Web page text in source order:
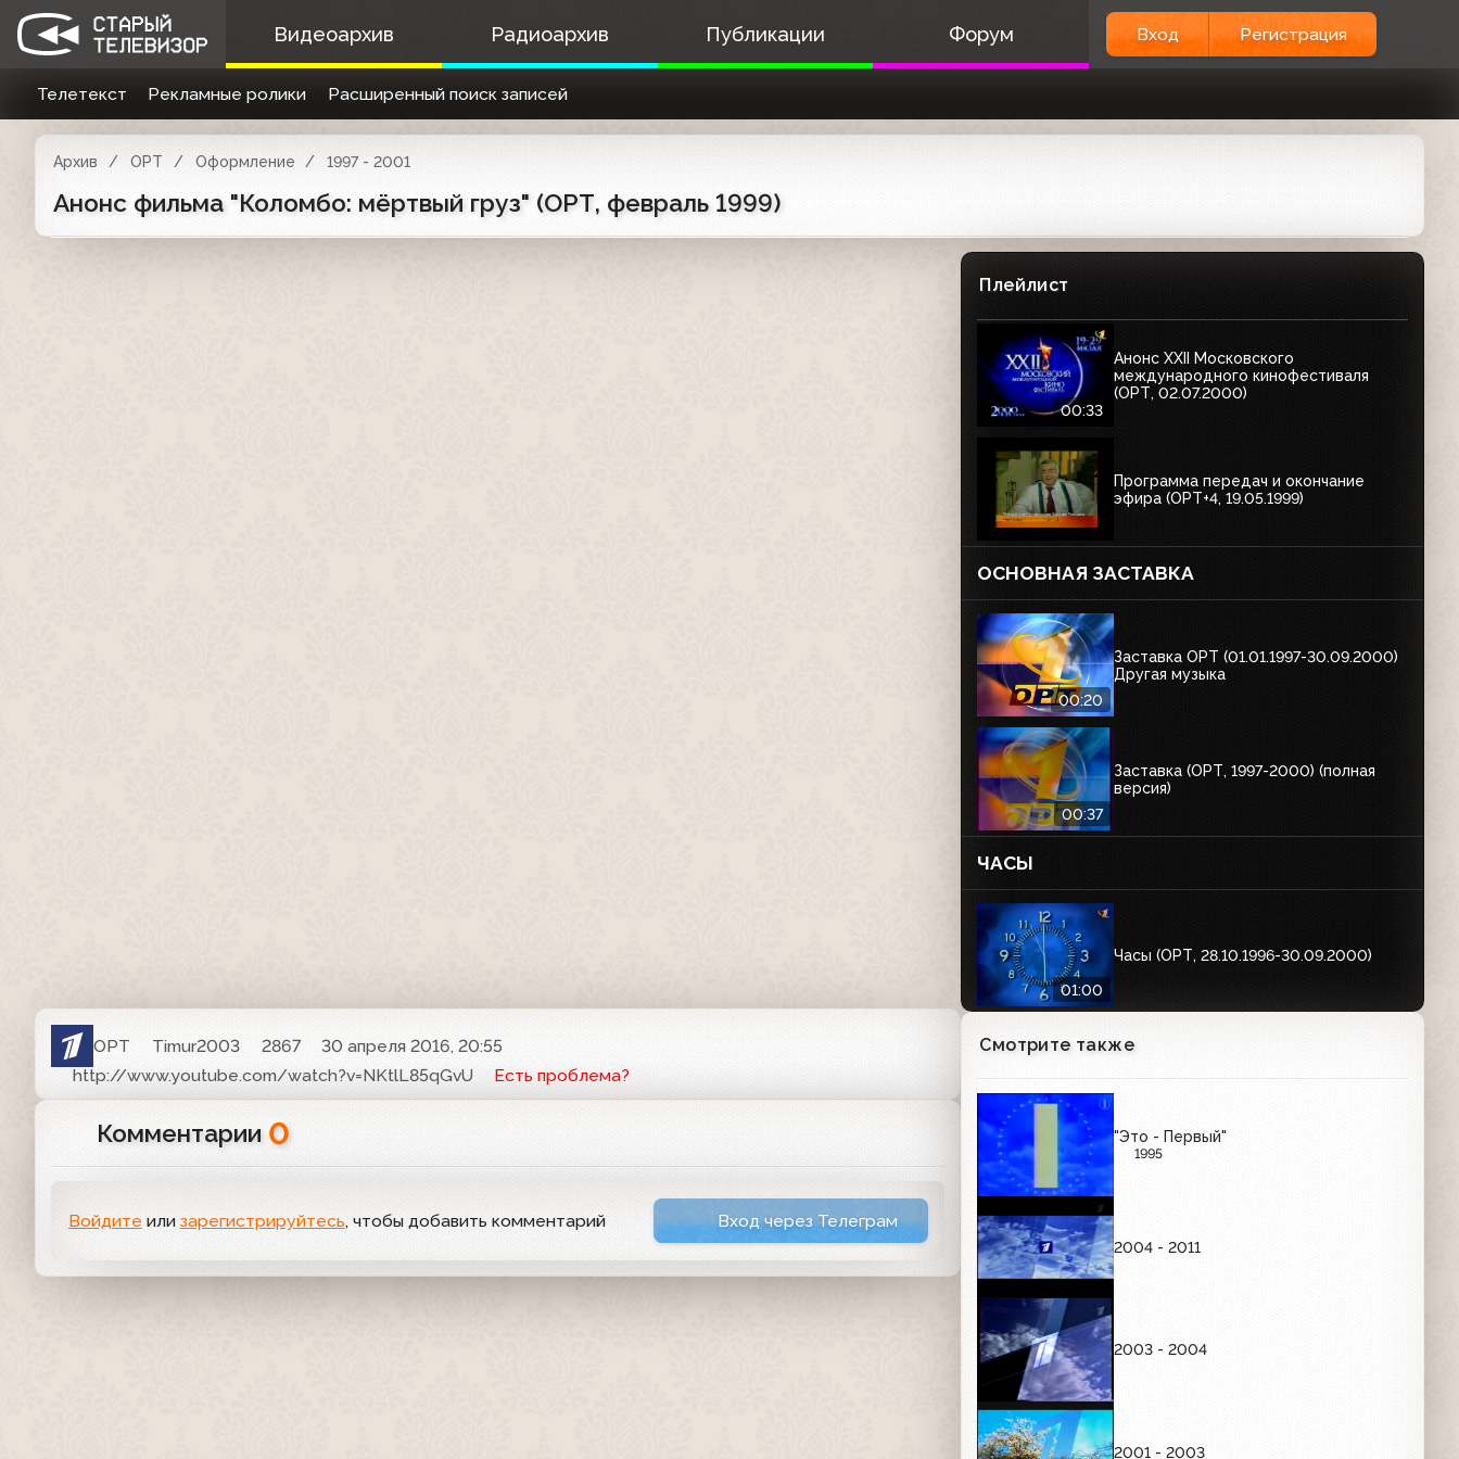
Видеоархив Радиоархив Публикации Форум Вход Регистрация
Телетекст Рекламные ролики Расширенный поиск записей
Архив ОРТ Оформление 1997 - 2001
Анонс фильма "Коломбо: мёртвый груз" (ОРТ, февраль 1999)
ОРТ Timur2003 2867
30 апреля 2016, 20:55
http://www.youtube.com/watch?v=NKtlL85qGvU
Есть проблема?
Комментарии 0
Войдите или зарегистрируйтесь, чтобы добавить комментарий Вход через Телеграм
Плейлист
00:33
Анонс XXII Московского
международного кинофестиваля
(ОРТ, 02.07.2000)
Программа передач и окончание
эфира (ОРТ+4, 19.05.1999)
ОСНОВНАЯ ЗАСТАВКА
00:20
Заставка ОРТ (01.01.1997-30.09.2000)
Другая музыка
00:37
Заставка (ОРТ, 1997-2000) (полная
версия)
ЧАСЫ
01:00
Часы (ОРТ, 28.10.1996-30.09.2000)
01:01
Утренние
01:01
РЕКЛАМНЫЕ ЗАСТАВКИ (ЯНВАРЬ-СЕНТЯБРЬ
00:36
Смотрите также
"Это - Первый"
1995
2004 - 2011
2003 - 2004
2001 - 2003